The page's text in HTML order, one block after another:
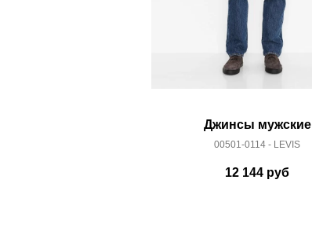
Джинсы мужские
00501-0114 - LEVIS
12 144 руб